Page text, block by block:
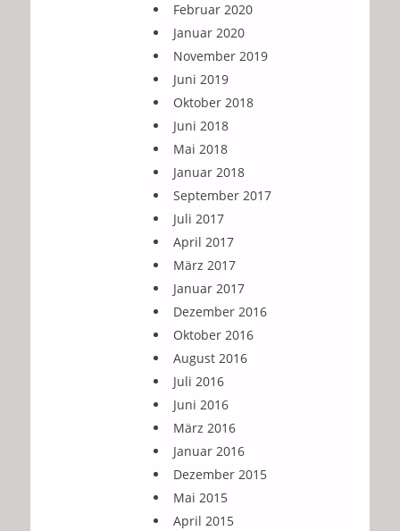
Februar 2020
Januar 2020
November 2019
Juni 2019
Oktober 2018
Juni 2018
Mai 2018
Januar 2018
September 2017
Juli 2017
April 2017
März 2017
Januar 2017
Dezember 2016
Oktober 2016
August 2016
Juli 2016
Juni 2016
März 2016
Januar 2016
Dezember 2015
Mai 2015
April 2015